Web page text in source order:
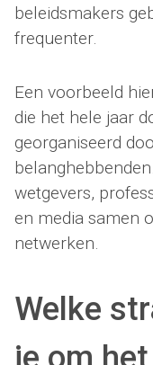
beleidsmakers
frequenter.
Een voorbeeld
die het hele jaar
georganiseerd
wetgevers,
en media samen
netwerken.
Welke